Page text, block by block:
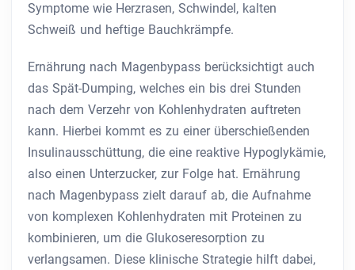
Symptome wie Herzrasen, Schwindel, kalten
Schweiß und heftige Bauchkrämpfe.
Ernährung nach Magenbypass berücksichtigt auch
das Spät-Dumping, welches ein bis drei Stunden
nach dem Verzehr von Kohlenhydraten auftreten
kann. Hierbei kommt es zu einer überschießenden
Insulinausschüttung, die eine reaktive Hypoglykämie,
also einen Unterzucker, zur Folge hat. Ernährung
nach Magenbypass zielt darauf ab, die Aufnahme
von komplexen Kohlenhydraten mit Proteinen zu
kombinieren, um die Glukoseresorption zu
verlangsamen. Diese klinische Strategie hilft dabei,